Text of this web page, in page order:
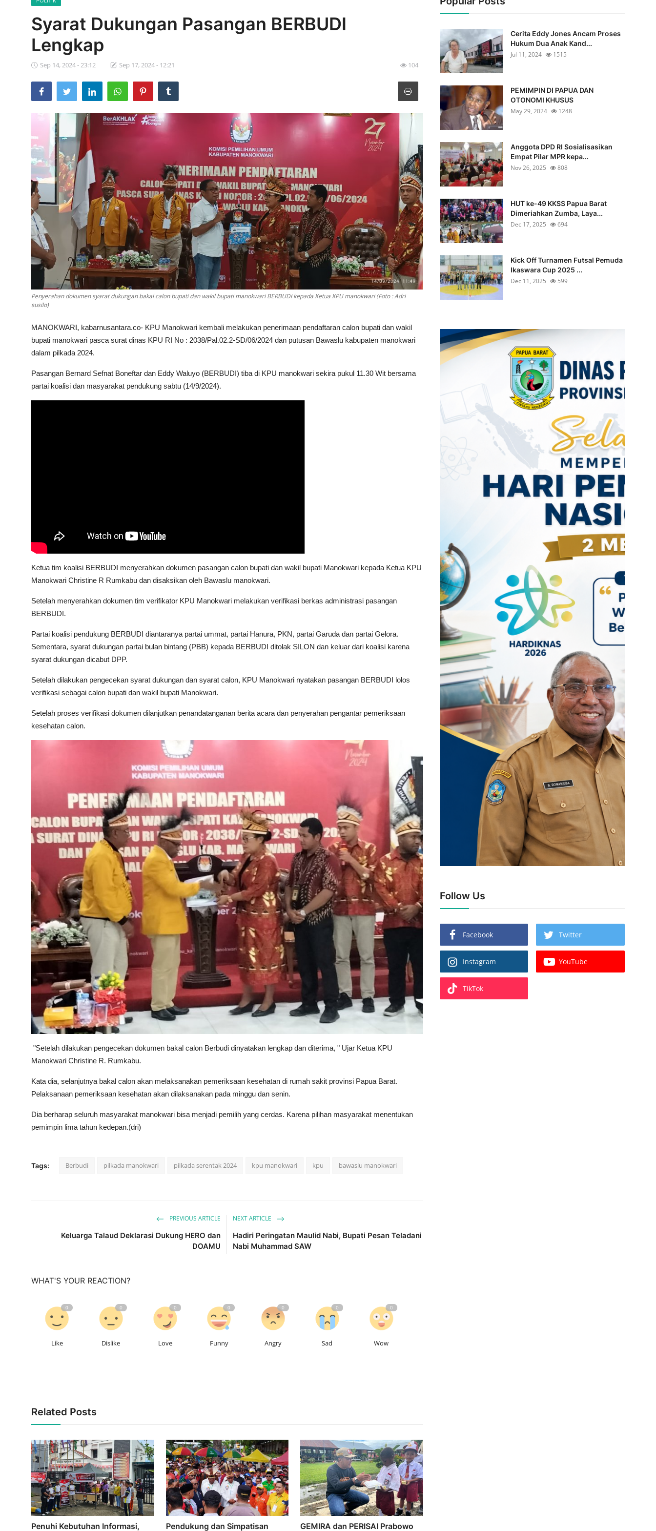
ParlementariaSyarat Dukungan Pasangan BERBUDI
Lengkap
Sep 14, 2024 - 23:12 Sep 17, 2024 - 12:21 104
Penyerahan dokumen syarat dukungan bakal calon bupati dan wakil bupati manokwari BERBUDI kepada Ketua KPU manokwari (Foto : Adri
susilo)
MANOKWARI, kabarnusantara.co- KPU Manokwari kembali melakukan penerimaan pendaftaran calon bupati dan wakil
bupati manokwari pasca surat dinas KPU RI No : 2038/Pal.02.2-SD/06/2024 dan putusan Bawaslu kabupaten manokwari
dalam pilkada 2024.
Pasangan Bernard Sefnat Boneftar dan Eddy Waluyo (BERBUDI) tiba di KPU manokwari sekira pukul 11.30 Wit bersama
partai koalisi dan masyarakat pendukung sabtu (14/9/2024).
Ketua tim koalisi BERBUDI menyerahkan dokumen pasangan calon bupati dan wakil bupati Manokwari kepada Ketua KPU
Manokwari Christine R Rumkabu dan disaksikan oleh Bawaslu manokwari.
Setelah menyerahkan dokumen tim verifikator KPU Manokwari melakukan verifikasi berkas administrasi pasangan
BERBUDI.
Partai koalisi pendukung BERBUDI diantaranya partai ummat, partai Hanura, PKN, partai Garuda dan partai Gelora.
Sementara, syarat dukungan partai bulan bintang (PBB) kepada BERBUDI ditolak SILON dan keluar dari koalisi karena
syarat dukungan dicabut DPP.
Setelah dilakukan pengecekan syarat dukungan dan syarat calon, KPU Manokwari nyatakan pasangan BERBUDI lolos
verifikasi sebagai calon bupati dan wakil bupati Manokwari.
Setelah proses verifikasi dokumen dilanjutkan penandatanganan berita acara dan penyerahan pengantar pemeriksaan
kesehatan calon.
"Setelah dilakukan pengecekan dokumen bakal calon Berbudi dinyatakan lengkap dan diterima, " Ujar Ketua KPU
Manokwari Christine R. Rumkabu.
Kata dia, selanjutnya bakal calon akan melaksanakan pemeriksaan kesehatan di rumah sakit provinsi Papua Barat.
Pelaksanaan pemeriksaan kesehatan akan dilaksanakan pada minggu dan senin.
Dia berharap seluruh masyarakat manokwari bisa menjadi pemilih yang cerdas. Karena pilihan masyarakat menentukan
pemimpin lima tahun kedepan.(dri)
Tags: Berbudi pilkada manokwari pilkada serentak 2024 kpu manokwari kpu bawaslu manokwari
PREVIOUS ARTICLE
Keluarga Talaud Deklarasi Dukung HERO dan
DOAMU
NEXT ARTICLE
Hadiri Peringatan Maulid Nabi, Bupati Pesan Teladani
Nabi Muhammad SAW
WHAT'S YOUR REACTION?
0
Like
0
Dislike
0
Love
0
Funny
0
Angry
0
Sad
0
Wow
Related Posts
Penuhi Kebutuhan Informasi, Pendukung dan Simpatisan GEMIRA dan PERISAI Prabowo
Cerita Eddy Jones Ancam Proses
Hukum Dua Anak Kand...
Jul 11, 2024
1515
PEMIMPIN DI PAPUA DAN
OTONOMI KHUSUS
May 29, 2024
1248
Anggota DPD RI Sosialisasikan
Empat Pilar MPR kepa...
Nov 26, 2025
808
HUT ke-49 KKSS Papua Barat
Dimeriahkan Zumba, Laya...
Dec 17, 2025
694
Kick Off Turnamen Futsal Pemuda
Ikaswara Cup 2025 ...
Dec 11, 2025
599
Follow Us
Facebook Twitter
Instagram YouTube
TikTok